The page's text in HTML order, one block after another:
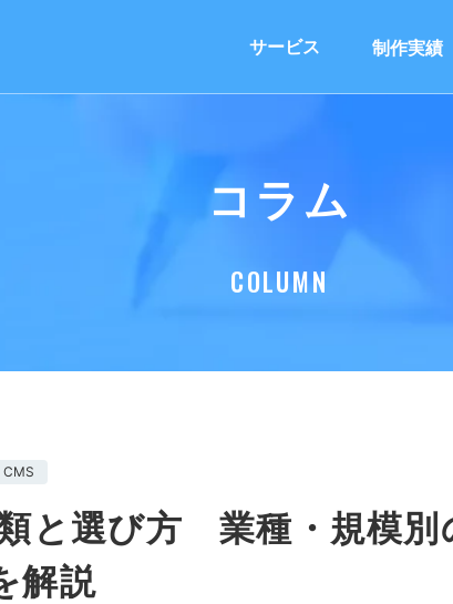
サービス 制作実績
コラム
COLUMN
CMS
と選び方 業種・規模別
解説